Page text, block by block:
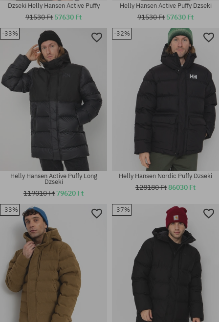
Elérhető méretek:
M; L; XL
Elérhető méretek:
Elérhető méretek:
Dzseki Helly Hansen Active Puffy
91530 Ft 57630 Ft
Elérhető méretek:
Helly Hansen Active Puffy Dzseki
91530 Ft 57630 Ft
-33%
Helly Hansen Active Puffy Long
Dzseki
119010 Ft 79620 Ft
-32%
Helly Hansen Nordic Puffy Dzseki
128180 Ft86030 Ft
-33% -37%